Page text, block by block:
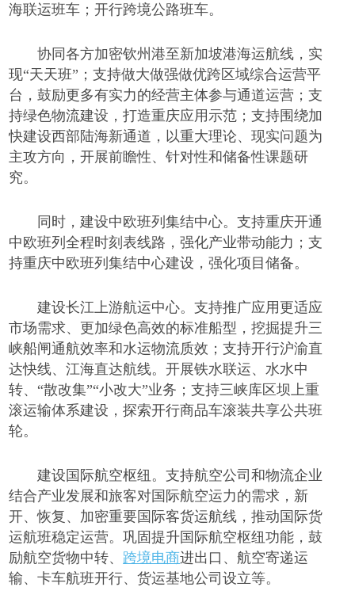
海联运班车；开行跨境公路班车。
协同各方加密钦州港至新加坡港海运航线，实
现“天天班”；支持做大做强做优跨区域综合运营平
台，鼓励更多有实力的经营主体参与通道运营；支
持绿色物流建设，打造重庆应用示范；支持围绕加
快建设西部陆海新通道，以重大理论、现实问题为
主攻方向，开展前瞻性、针对性和储备性课题研
究。
同时，建设中欧班列集结中心。支持重庆开通
中欧班列全程时刻表线路，强化产业带动能力；支
持重庆中欧班列集结中心建设，强化项目储备。
建设长江上游航运中心。支持推广应用更适应
市场需求、更加绿色高效的标准船型，挖掘提升三
峡船闸通航效率和水运物流质效；支持开行沪渝直
达快线、江海直达航线。开展铁水联运、水水中
转、 “散改集”“小改大”业务；支持三峡库区坝上重
滚运输体系建设，探索开行商品车滚装共享公共班
轮。
建设国际航空枢纽。支持航空公司和物流企业
结合产业发展和旅客对国际航空运力的需求，新
开、恢复、加密重要国际客货运航线，推动国际货
运航班稳定运营。巩固提升国际航空枢纽功能，鼓
励航空货物中转、 跨境电商进出口、航空寄递运
输、卡车航班开行、货运基地公司设立等。